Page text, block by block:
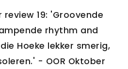
review 19: 'Groovende
rhythm and
Hoeke lekker smerig,
- OOR Oktober